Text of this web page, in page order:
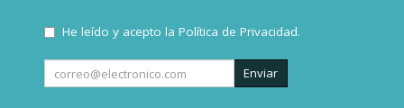
He leído y acepto la Política de Privacidad.
Enviar